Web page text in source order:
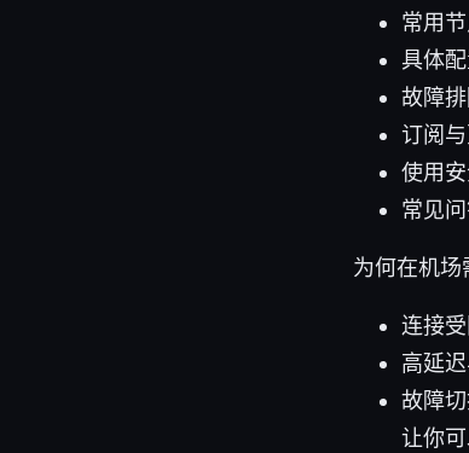
常用
具体
故障
订阅
使用
常见问
为何在机场
连接
高延
故障
让你